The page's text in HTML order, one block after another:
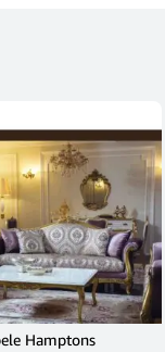
Hamptons